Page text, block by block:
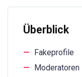
Überblick
Fakeprofile
Moderatoren